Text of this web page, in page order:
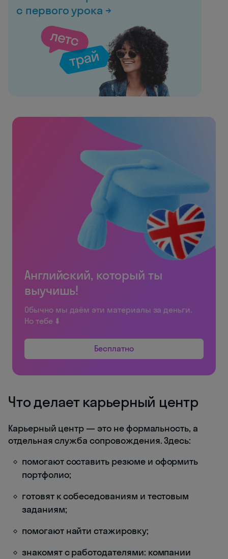
с первого урока →
Английский, который ты
выучишь!
Обычно мы даём эти материалы за деньги.
Но тебе ⬇️
Бесплатно
Что делает карьерный центр
Карьерный центр — это не формальность, а
отдельная служба сопровождения. Здесь:
помогают составить резюме и оформить
портфолио;
готовят к собеседованиям и тестовым
заданиям;
помогают найти стажировку;
знакомят с работодателями: компании